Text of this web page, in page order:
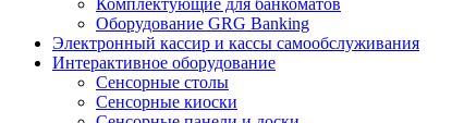
Комплектующие для банкоматов
Оборудование GRG Banking
Электронный кассир и кассы самообслуживания
Интерактивное оборудование
Сенсорные столы
Сенсорные киоски